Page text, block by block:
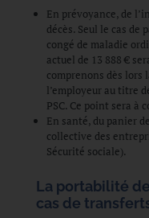
En prévoyance, de
décès. Seul le cas
congé de maladie
actuel de 13 888 €
comprenons dès lors
l’employeur au titre
PSC. Ce point sera à
En santé, du panier
collective des
Sécurité sociale).
La portabilité
cas de